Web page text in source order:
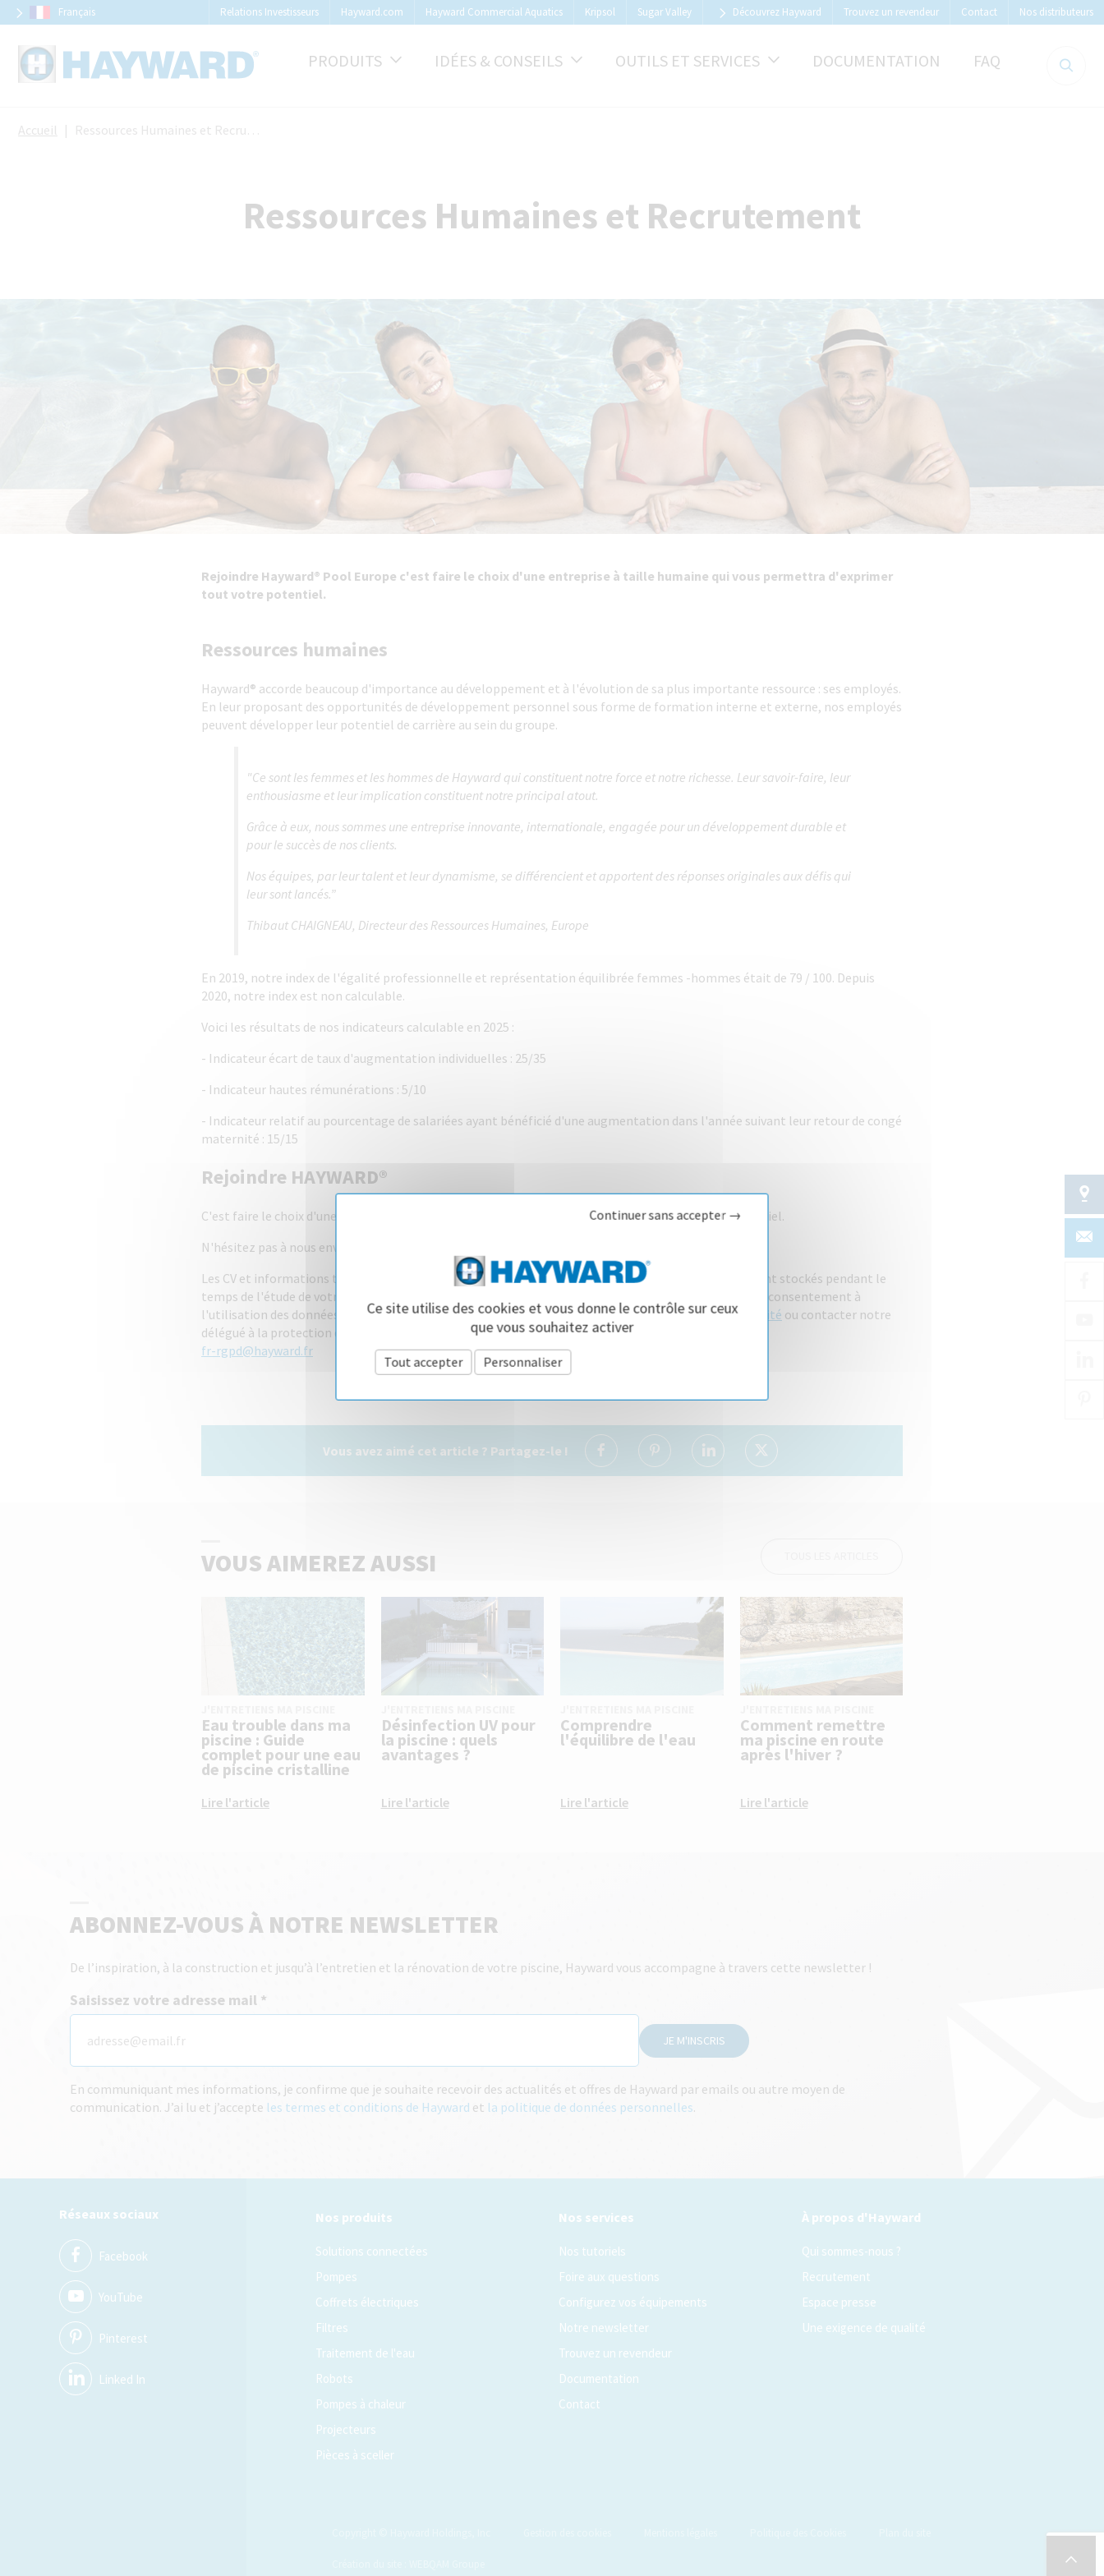
Français Relations Investisseurs Hayward.com Hayward Commercial Aquatics Kripsol Sugar Valley Découvrez Hayward Trouvez un revendeur Contact Nos distributeurs
PRODUITS IDÉES & CONSEILS OUTILS ET SERVICES DOCUMENTATION FAQ
Accueil Ressources Humaines et Recrutement
Ressources Humaines et Recrutement
Rejoindre Hayward® Pool Europe c'est faire le choix d'une entreprise à taille humaine qui vous permettra d'exprimer
tout votre potentiel.
Ressources humaines
Hayward® accorde beaucoup d'importance au développement et à l'évolution de sa plus importante ressource : ses employés.
En leur proposant des opportunités de développement personnel sous forme de formation interne et externe, nos employés
peuvent développer leur potentiel de carrière au sein du groupe.
"Ce sont les femmes et les hommes de Hayward qui constituent notre force et notre richesse. Leur savoir-faire, leur
enthousiasme et leur implication constituent notre principal atout.
Grâce à eux, nous sommes une entreprise innovante, internationale, engagée pour un développement durable et
pour le succès de nos clients.
Nos équipes, par leur talent et leur dynamisme, se différencient et apportent des réponses originales aux défis qui
leur sont lancés.”
Thibaut CHAIGNEAU, Directeur des Ressources Humaines, Europe
En 2019, notre index de l'égalité professionnelle et représentation équilibrée femmes -hommes était de 79 / 100. Depuis
2020, notre index est non calculable.
Voici les résultats de nos indicateurs calculable en 2025 :
- Indicateur écart de taux d'augmentation individuelles : 25/35
- Indicateur hautes rémunérations : 5/10
- Indicateur relatif au pourcentage de salariées ayant bénéficié d'une augmentation dans l'année suivant leur retour de congé
maternité : 15/15
Rejoindre HAYWARD®
C'est faire le choix d'une entreprise à taille humaine qui vous permettra d'exprimer tout votre potentiel.
N'hésitez pas à nous envoyer votre candidature à :
Les CV et informations transmises feront l'objet d'un traitement informatisé par HAYWARD. Ils seront stockés pendant le
temps de l'étude de votre candidature. Pour connaitre et exercer vos droits, notamment de retrait de consentement à
l'utilisation des données collectées par ce formulaire, veuillez consulternotre charte de confidentialité ou contacter notre
délégué à la protection des données
fr-rgpd@hayward.fr
Vous avez aimé cet article ? Partagez-le !
VOUS AIMEREZ AUSSI
Eau trouble dans ma
piscine : Guide
complet pour une eau
de piscine cristalline
Lire l'article
Désinfection UV pour
la piscine : quels
avantages ?
Lire l'article
Comprendre
l'équilibre de l'eau
Lire l'article
Comment remettre
ma piscine en route
après l'hiver ?
Lire l'article
ABONNEZ-VOUS À NOTRE NEWSLETTER
De l’inspiration, à la construction et jusqu’à l’entretien et la rénovation de votre piscine, Hayward vous accompagne à travers cette newsletter !
Saisissez votre adresse mail
JE M'INSCRIS
En communiquant mes informations, je confirme que je souhaite recevoir des actualités et offres de Hayward par emails ou autre moyen de
communication. J’ai lu et j’accepte les termes et conditions de Hayward et la politique de données personnelles.
Réseaux sociaux
Facebook
YouTube
Pinterest
Linked In
Nos produits
Solutions connectées
Pompes
Coffrets électriques
Filtres
Traitement de l'eau
Robots
Pompes à chaleur
Projecteurs
Pièces à sceller
Nos services
Nos tutoriels
Foire aux questions
Configurez vos équipements
Notre newsletter
Trouvez un revendeur
Documentation
Contact
À propos d'Hayward
Qui sommes-nous ?
Recrutement
Espace presse
Une exigence de qualité
Panneau de gestion des cookies
Ce site utilise des cookies et vous donne le contrôle sur ceux
que vous souhaitez activer
Tout accepter
Continuer sans accepter →
Personnaliser